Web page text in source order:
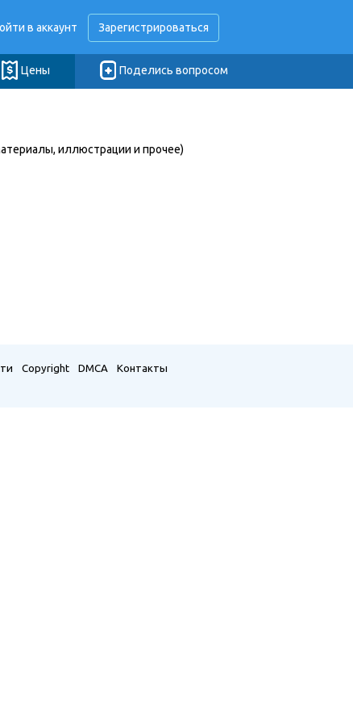
в аккаунт Зарегистрироваться
Цены Поделись вопросом
иллюстрации и прочее)
Copyright DMCA
Контакты